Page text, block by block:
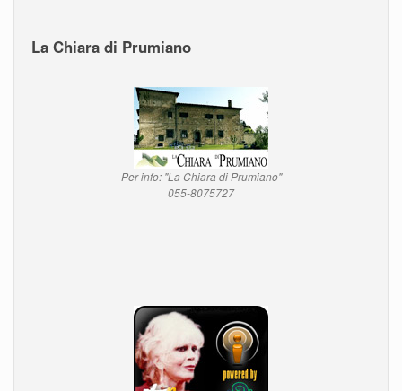
La Chiara di Prumiano
Per info: "La Chiara di Prumiano"
055-8075727